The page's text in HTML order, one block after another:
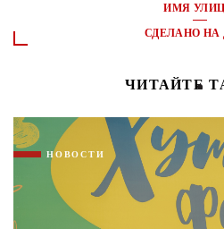
ИМЯ
СДЕЛАНО НА
ЧИТАЙТЕ
НОВОСТИ